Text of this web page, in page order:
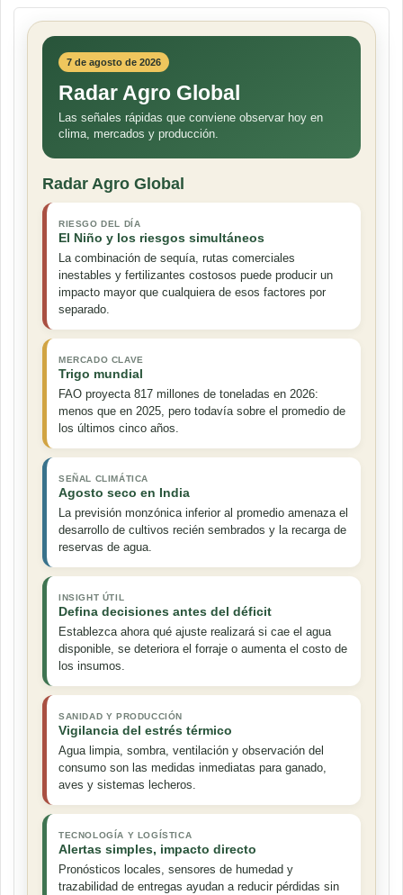
7 de agosto de 2026
Radar Agro Global
Las señales rápidas que conviene observar hoy en
clima, mercados y producción.
Radar Agro Global
RIESGO DEL DÍA
El Niño y los riesgos simultáneos
La combinación de sequía, rutas comerciales
inestables y fertilizantes costosos puede producir un
impacto mayor que cualquiera de esos factores por
separado.
MERCADO CLAVE
Trigo mundial
FAO proyecta 817 millones de toneladas en 2026:
menos que en 2025, pero todavía sobre el promedio de
los últimos cinco años.
SEÑAL CLIMÁTICA
Agosto seco en India
La previsión monzónica inferior al promedio amenaza el
desarrollo de cultivos recién sembrados y la recarga de
reservas de agua.
INSIGHT ÚTIL
Defina decisiones antes del déficit
Establezca ahora qué ajuste realizará si cae el agua
disponible, se deteriora el forraje o aumenta el costo de
los insumos.
SANIDAD Y PRODUCCIÓN
Vigilancia del estrés térmico
Agua limpia, sombra, ventilación y observación del
consumo son las medidas inmediatas para ganado,
aves y sistemas lecheros.
TECNOLOGÍA Y LOGÍSTICA
Alertas simples, impacto directo
Pronósticos locales, sensores de humedad y
trazabilidad de entregas ayudan a reducir pérdidas sin